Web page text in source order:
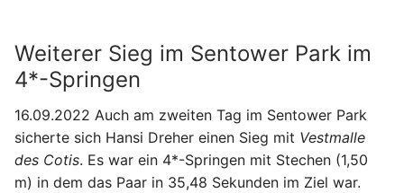
Weiterer Sieg im Sentower Park im
4*-Springen
16.09.2022 Auch am zweiten Tag im Sentower Park
sicherte sich Hansi Dreher einen Sieg mit Vestmalle
des Cotis. Es war ein 4*-Springen mit Stechen (1,50
m) in dem das Paar in 35,48 Sekunden im Ziel war.